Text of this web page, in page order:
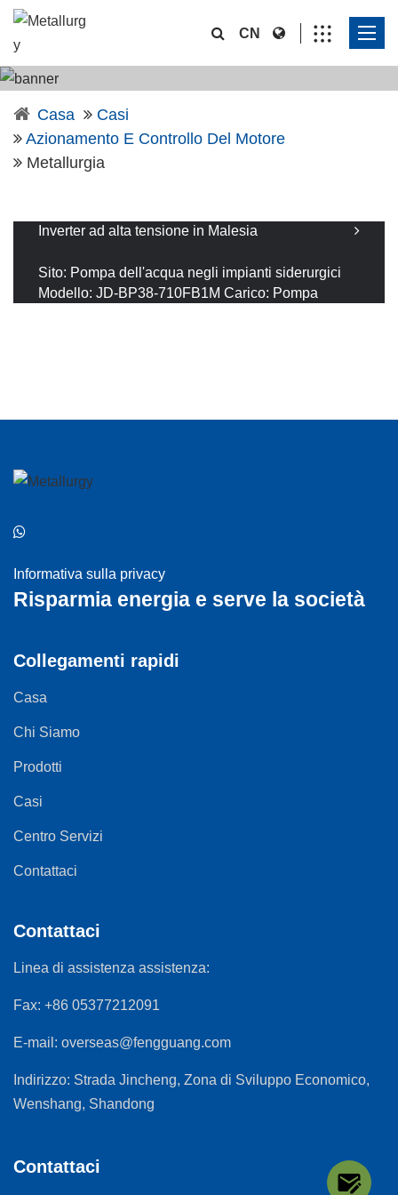
CN
Casa
Casi
Azionamento E Controllo Del Motore
Metallurgia
Inverter ad alta tensione in Malesia
Inverter ad alta tensione in Malesia
Sito: Pompa dell'acqua negli impianti siderurgici
Modello: JD-BP38-710FB1M Carico: Pompa
Informativa sulla privacy
Risparmia energia e serve la società
Collegamenti rapidi
Casa
Chi Siamo
Prodotti
Casi
Centro Servizi
Contattaci
Contattaci
Linea di assistenza assistenza:
Fax: +86 05377212091
E-mail: overseas@fengguang.com
Indirizzo: Strada Jincheng, Zona di Sviluppo Economico,
Wenshang, Shandong
Contattaci